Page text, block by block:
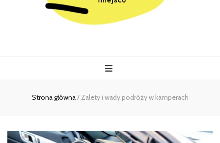
Strona główna/Zalety i wady podróży w kamperach